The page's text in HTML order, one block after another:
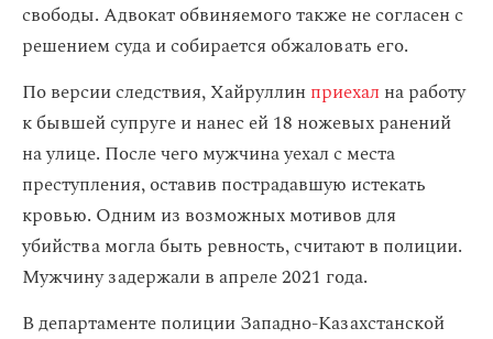
свободы. Адвокат обвиняемого также не согласен с
решением суда и собирается обжаловать его.
По версии следствия, Хайруллин приехал на работу
к бывшей супруге и нанес ей 18 ножевых ранений
на улице. После чего мужчина уехал с места
преступления, оставив пострадавшую истекать
кровью. Одним из возможных мотивов для
убийства могла быть ревность, считают в полиции.
Мужчину задержали в апреле 2021 года.
В департаменте полиции Западно-Казахстанской